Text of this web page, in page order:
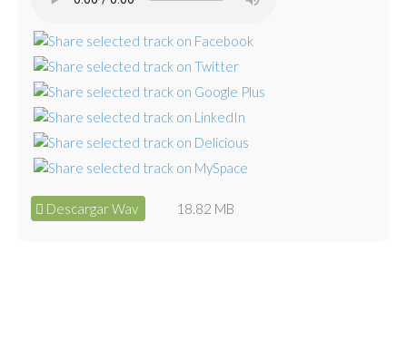
Descargar Wav 18.82 MB